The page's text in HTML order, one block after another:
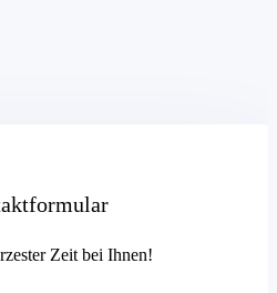
Zeit bei Ihnen!